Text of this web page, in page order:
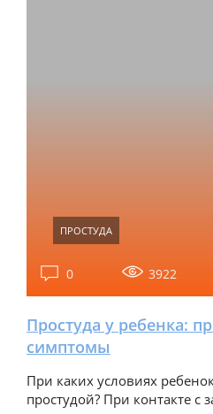
ПРОСТУДА
0 3922
Простуда у ребенка:
симптомы
При каких условиях
простудой? При контакте